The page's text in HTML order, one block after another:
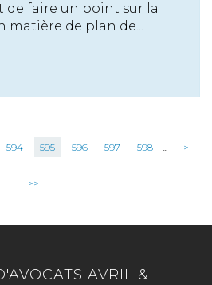
de faire un point sur la
matière de plan de...
594 595 596 597 598 ... >
>>
AVRIL &